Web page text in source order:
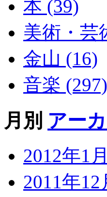
本 (39)
美術・芸
金山 (16)
音楽 (297)
月別 アー
2012年1
2011年12